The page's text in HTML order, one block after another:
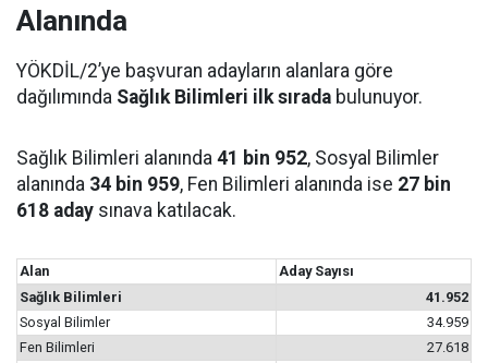
Alanında
YÖKDİL/2’ye başvuran adayların alanlara göre
dağılımında Sağlık Bilimleri ilk sırada bulunuyor.
Sağlık Bilimleri alanında 41 bin 952, Sosyal Bilimler
alanında 34 bin 959, Fen Bilimleri alanında ise 27 bin
618 aday sınava katılacak.
Alan
Aday Sayısı
Sağlık Bilimleri
41.952
Sosyal Bilimler
34.959
Fen Bilimleri
27.618